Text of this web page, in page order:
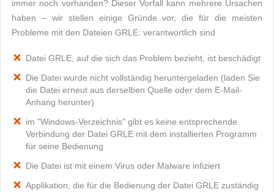
immer noch vorhanden? Dieser Vorfall kann mehrere Ursachen
haben – wir stellen einige Gründe vor, die für die meisten
Probleme mit den Dateien GRLE: verantwortlich sind
Datei GRLE, auf die sich das Problem bezieht, ist beschädigt
Die Datei wurde nicht vollständig heruntergeladen (laden Sie
die Datei erneut aus derselben Quelle oder dem E-Mail-
Anhang herunter)
im "Windows-Verzeichnis" gibt es keine entsprechende
Verbindung der Datei GRLE mit dem installierten Programm
für seine Bedienung
Die Datei ist mit einem Virus oder Malware infiziert
Applikation, die für die Bedienung der Datei GRLE zuständig